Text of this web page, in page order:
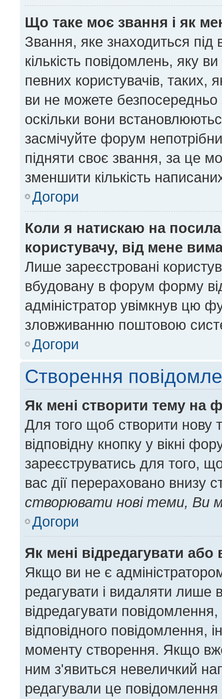
Що таке моє звання і як
Звання, яке знаходиться
кількість повідомлень, яку
певних користувачів, таких,
ви не можете
оскільки вони
засмічуйте форум
підняти своє звання, за це
зменшити кількість
Догори
Коли я натискаю на
користувачу, від мене
Лише зареєстровані
вбудовану в форум форму
адміністратор увімкнув цю
зловживанню поштовою
Догори
Створення
Як мені створити тему на
Для того щоб створити нову
відповідну кнопку у вікні
зареєструватись для того,
вас дії перераховано внизу
створювати нові теми, Ви
Догори
Як мені відредагувати
Якщо ви не є
редагувати і видаляти лише
відредагувати
відповідного повідомлення,
моменту створення. Якщо
ним з'явиться невеличкий
редагували це